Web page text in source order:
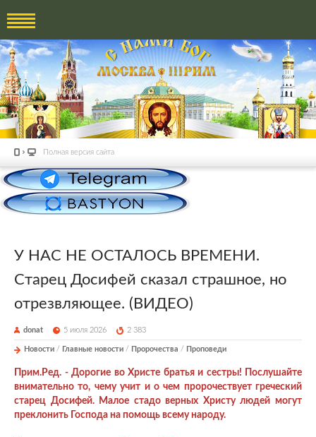
Полная версия сайта
У НАС НЕ ОСТАЛОСЬ ВРЕМЕНИ.
Старец Досифей сказал страшное, но
отрезвляющее. (ВИДЕО)
donat 5 июля 2026 2 383
Новости / Главные новости / Пророчества / Проповеди
Прим.Ред. - Дорогие во Христе братья и сестры! Послушайте
внимательно то, чему учит и о чем пророчествует греческий
старец Досифей. Малое стадо верных Христу людей могут
преклонить Господа на помощь всему народу.